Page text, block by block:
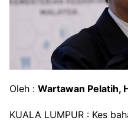
Oleh : Wartawan Pelatih,
KUALA LUMPUR : Kes